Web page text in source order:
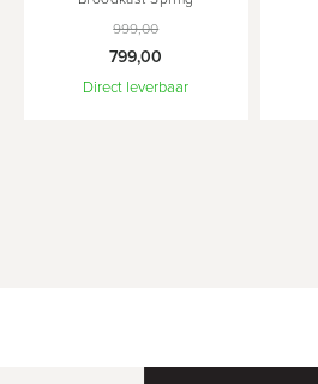
999,00
799,00
Direct leverbaar